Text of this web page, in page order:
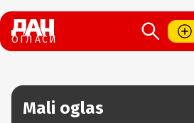
ОГЛАСИ
Mali oglas